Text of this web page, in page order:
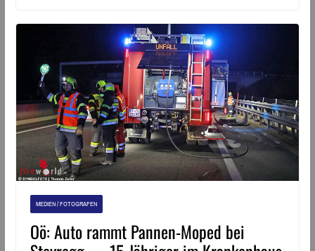
MEDIEN / FOTOGRAFEN
Oö: Auto rammt Pannen-Moped bei